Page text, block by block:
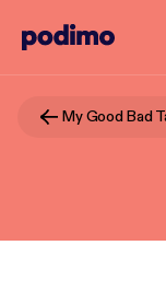
My Good Bad